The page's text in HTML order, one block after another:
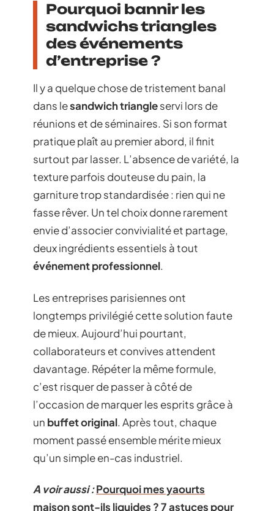
Pourquoi bannir les
sandwichs triangles
des événements
d’entreprise ?
Il y a quelque chose de tristement banal
dans lesandwich triangleservi lors de
réunions et de séminaires. Si son format
pratique plaît au premier abord, il finit
surtout par lasser. L’absence de variété, la
texture parfois douteuse du pain, la
garniture trop standardisée : rien qui ne
fasse rêver. Un tel choix donne rarement
envie d’associer convivialité et partage,
deux ingrédients essentiels à tout
événement professionnel.
Les entreprises parisiennes ont
longtemps privilégié cette solution faute
de mieux. Aujourd’hui pourtant,
collaborateurs et convives attendent
davantage. Répéter la même formule,
c’est risquer de passer à côté de
l’occasion de marquer les esprits grâce à
un buffet original. Après tout, chaque
moment passé ensemble mérite mieux
qu’un simple en-cas industriel.
A voir aussi :Pourquoi mes yaourts
maison sont-ils liquides ? 7 astuces pour